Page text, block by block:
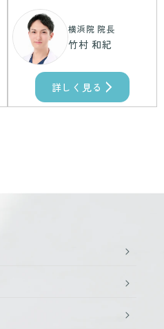
横浜院 院長
竹村 和紀
詳しく見る